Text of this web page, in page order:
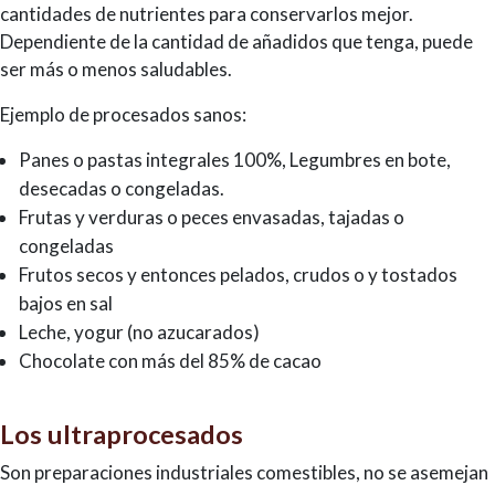
cantidades de nutrientes para conservarlos mejor.
Dependiente de la cantidad de añadidos que tenga, puede
ser más o menos saludables.
Ejemplo de procesados sanos:
Panes o pastas integrales 100%, Legumbres en bote,
desecadas o congeladas.
Frutas y verduras o peces envasadas, tajadas o
congeladas
Frutos secos y entonces pelados, crudos o y tostados
bajos en sal
Leche, yogur (no azucarados)
Chocolate con más del 85% de cacao
Los ultraprocesados
Son preparaciones industriales comestibles, no se asemejan